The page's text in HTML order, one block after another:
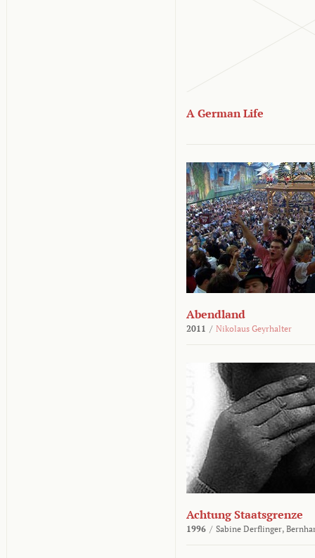
A German Life
Abendland
2011 / Nikolaus Geyrhalter
Achtung Staatsgrenze
1996 / Sabine Derflinger,